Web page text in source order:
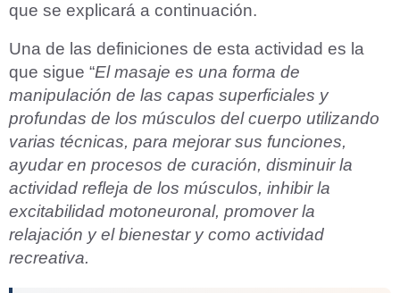
que se explicará a continuación.
Una de las definiciones de esta actividad es la
que sigue “El masaje es una forma de
manipulación de las capas superficiales y
profundas de los músculos del cuerpo utilizando
varias técnicas, para mejorar sus funciones,
ayudar en procesos de curación, disminuir la
actividad refleja de los músculos, inhibir la
excitabilidad motoneuronal, promover la
relajación y el bienestar y como actividad
recreativa.